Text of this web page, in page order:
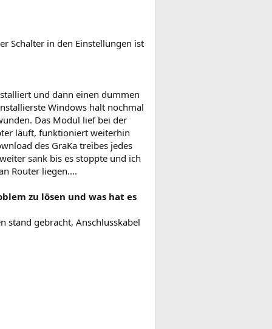
Schalter in den Einstellungen ist
und dann einen dummen
Windows halt nochmal
Das Modul lief bei der
läuft, funktioniert weiterhin
des GraKa treibes jedes
sank bis es stoppte und ich
Router liegen....
zu lösen und was hat es
stand gebracht, Anschlusskabel